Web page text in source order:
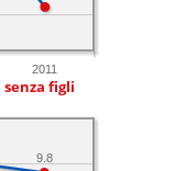
2011
figli
9.8